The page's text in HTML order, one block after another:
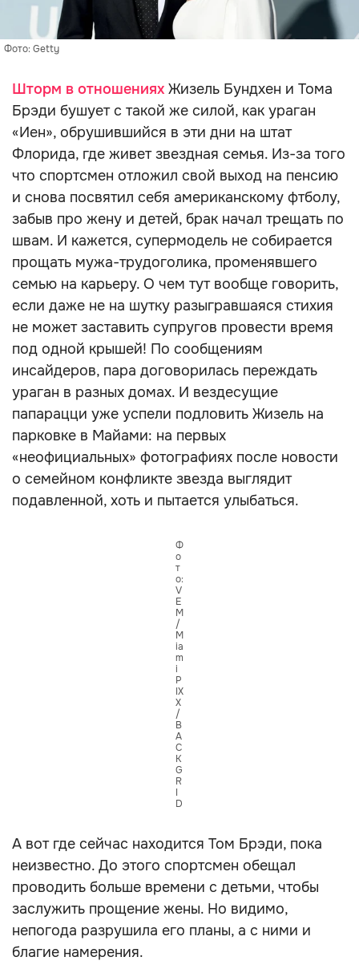
Фото: Getty
Шторм в отношениях Жизель Бундхен и Тома
Брэди бушует с такой же силой, как ураган
«Иен», обрушившийся в эти дни на штат
Флорида, где живет звездная семья. Из-за того
что спортсмен отложил свой выход на пенсию
и снова посвятил себя американскому фтболу,
забыв про жену и детей, брак начал трещать по
швам. И кажется, супермодель не собирается
прощать мужа-трудоголика, променявшего
семью на карьеру. О чем тут вообще говорить,
если даже не на шутку разыгравшаяся стихия
не может заставить супругов провести время
под одной крышей! По сообщениям
инсайдеров, пара договорилась переждать
ураган в разных домах. И вездесущие
папарацци уже успели подловить Жизель на
парковке в Майами: на первых
«неофициальных» фотографиях после новости
о семейном конфликте звезда выглядит
подавленной, хоть и пытается улыбаться.
Ф
о
т
о:
V
E
M
/
M
ia
m
i
P
IX
X
/
B
A
C
K
G
R
I
D
А вот где сейчас находится Том Брэди, пока
неизвестно. До этого спортсмен обещал
проводить больше времени с детьми, чтобы
заслужить прощение жены. Но видимо,
непогода разрушила его планы, а с ними и
благие намерения.